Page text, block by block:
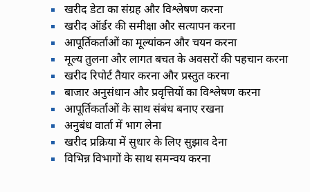
खरीद डेटा का संग्रह और विश्लेषण करना
खरीद ऑर्डर की समीक्षा और सत्यापन करना
आपूर्तिकर्ताओं का मूल्यांकन और चयन करना
मूल्य तुलना और लागत बचत के अवसरों की पहचान करना
खरीद रिपोर्ट तैयार करना और प्रस्तुत करना
बाजार अनुसंधान और प्रवृत्तियों का विश्लेषण करना
आपूर्तिकर्ताओं के साथ संबंध बनाए रखना
अनुबंध वार्ता में भाग लेना
खरीद प्रक्रिया में सुधार के लिए सुझाव देना
विभिन्न विभागों के साथ समन्वय करना